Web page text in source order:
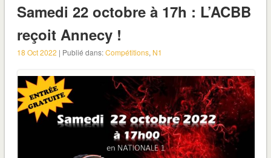
Samedi 22 octobre à 17h : L’ACBB
reçoit Annecy !
18 Oct 2022 | Publié dans:Compétitions, N1